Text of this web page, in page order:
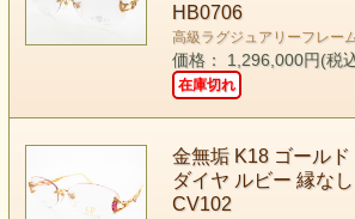
HB0706
高級ラグジュアリーフレー
価格： 1,296,000円(税
在庫切れ
金無垢 K18 ゴール
ダイヤ ルビー 縁な
CV102